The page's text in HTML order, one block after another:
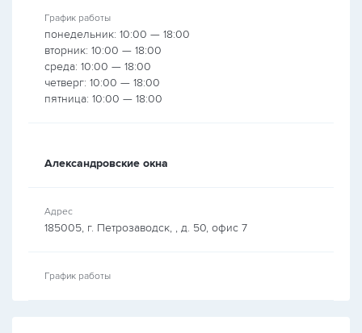
График работы
понедельник: 10:00 — 18:00
вторник: 10:00 — 18:00
среда: 10:00 — 18:00
четверг: 10:00 — 18:00
пятница: 10:00 — 18:00
Александровские окна
Адрес
185005, г. Петрозаводск, , д. 50, офис 7
График работы